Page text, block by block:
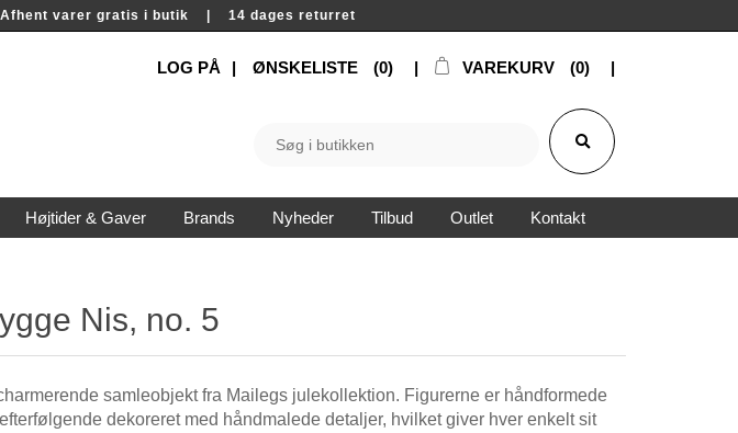
varer gratis i butik | 14 dages returret
LOG PÅ ØNSKELISTE (0) VAREKURV (0)
Højtider & Gaver Brands Nyheder Tilbud Outlet Kontakt
Nis, no. 5
samleobjekt fra Mailegs julekollektion. Figurerne er håndformede
dekoreret med håndmalede detaljer, hvilket giver hver enkelt sit